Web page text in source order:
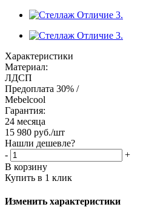
Характеристики
Материал:
ЛДСП
Предоплата 30% /
Mebelcool
Гарантия:
24 месяца
15 980 руб./шт
Нашли дешевле?
-
+
В корзину
Купить в 1 клик
Изменить характеристики